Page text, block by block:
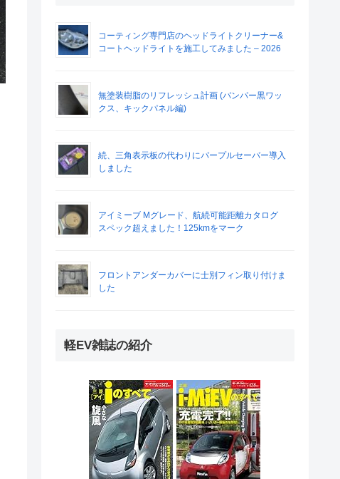
コーティング専門店のヘッドライトクリーナー&
コートヘッドライトを施工してみました – 2026
無塗装樹脂のリフレッシュ計画 (バンパー黒ワッ
クス、キックパネル編)
続、三角表示板の代わりにパープルセーバー導入
しました
アイミーブ Mグレード、航続可能距離カタログ
スペック超えました！125kmをマーク
フロントアンダーカバーに士別フィン取り付けま
した
軽EV雑誌の紹介